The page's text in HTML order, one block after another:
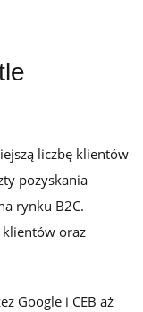
liczbę klientów
pozyskania
rynku B2C.
oraz
Google i CEB aż